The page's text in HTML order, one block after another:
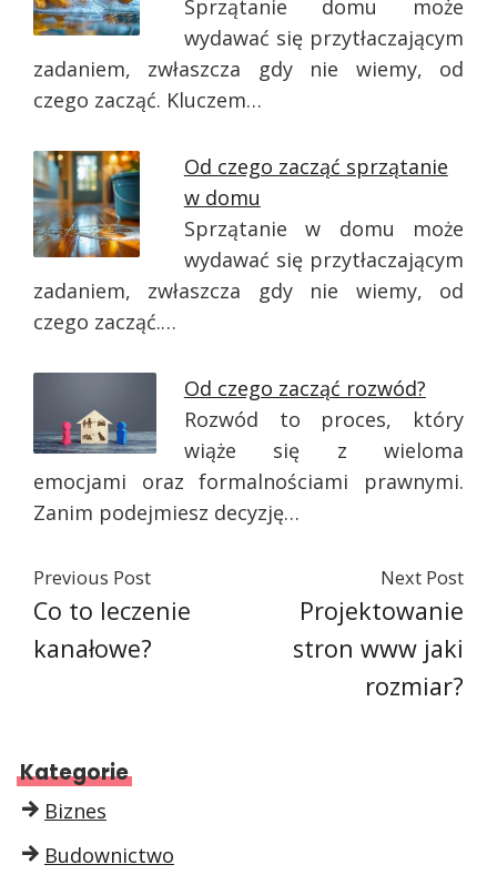
Sprzątanie domu może
wydawać się przytłaczającym
zadaniem, zwłaszcza gdy nie wiemy, od
czego zacząć. Kluczem…
Od czego zacząć sprzątanie
w domu
Sprzątanie w domu może
wydawać się przytłaczającym
zadaniem, zwłaszcza gdy nie wiemy, od
czego zacząć.…
Od czego zacząć rozwód?
Rozwód to proces, który
wiąże się z wieloma
emocjami oraz formalnościami prawnymi.
Zanim podejmiesz decyzję…
Previous Post
Co to leczenie
kanałowe?
Next Post
Projektowanie
stron www jaki
rozmiar?
Kategorie
Biznes
Budownictwo